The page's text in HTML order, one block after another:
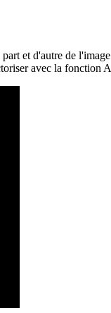
et d'autre de
avec la fonction